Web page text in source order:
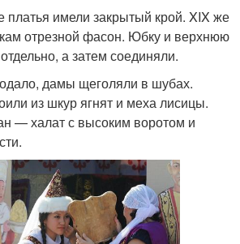
платья имели закрытый крой. XIX же
отрезной фасон. Юбку и верхнюю
а затем соединяли.
дамы щеголяли в шубах.
из шкур ягнят и меха лисицы.
— халат с высоким воротом и